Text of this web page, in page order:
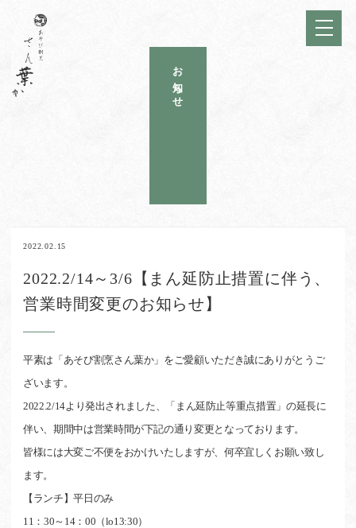
お知らせ
2022.02.15
2022.2/14～3/6【まん延防止措置に伴う、
営業時間変更のお知らせ】
平素は「あそび割烹さん葉か」をご愛顧いただき誠にありがとうご
ざいます。
2022.2/14より発出されました、「まん延防止等重点措置」の延長に
伴い、期間中は営業時間が下記の通り変更となっております。
皆様には大変ご不便をおかけいたしますが、何卒宜しくお願い致し
ます。
【ランチ】平日のみ
11：30～14：00（lo13:30）